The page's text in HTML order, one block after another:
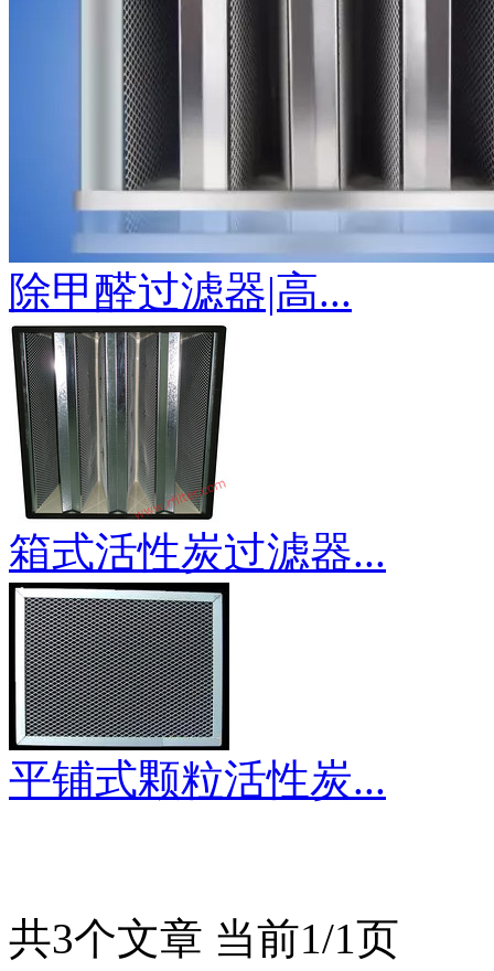
除甲醛过滤器|高...
箱式活性炭过滤器...
平铺式颗粒活性炭...
共3个文章 当前1/1页